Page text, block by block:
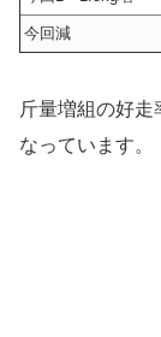
今回減
斤量増組の好
なっています。